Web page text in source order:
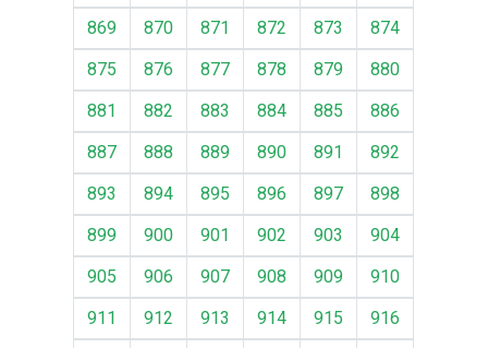
869
870 871 872 873
874
875
876 877 878 879
880
881
882 883 884 885
886
887
888 889 890 891
892
893
894 895 896 897
898
899
900 901 902 903
904
905
906 907 908 909
910
911
912 913 914 915
916